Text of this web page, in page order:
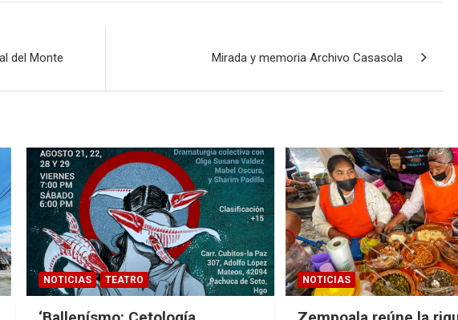
del Monte Mirada y memoria Archivo Casasola
NOTICIAS TEATRO NOTICIAS